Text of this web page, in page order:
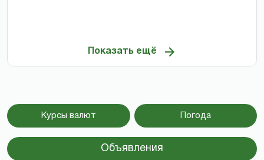
Показать ещё
Курсы валют Погода
Объявления